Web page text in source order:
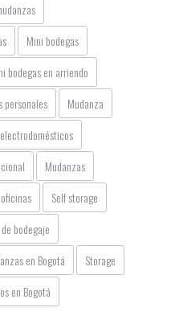
Mini bodegas
bodegas en arriendo
personales
Mudanza
Mudanzas
Self storage
bodegaje
en Bogotá
Storage
en Bogotá